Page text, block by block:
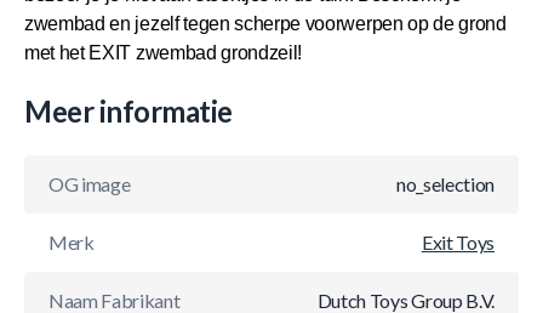
zwembad en jezelf tegen scherpe voorwerpen op de grond
met het EXIT zwembad grondzeil!
Meer informatie
OG image no_selection
Merk Exit Toys
Naam Fabrikant Dutch Toys Group B.V.